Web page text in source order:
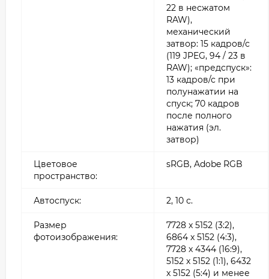
22 в несжатом
RAW),
механический
затвор: 15 кадров/с
(119 JPEG, 94 / 23 в
RAW); «предспуск»:
13 кадров/с при
полунажатии на
спуск; 70 кадров
после полного
нажатия (эл.
затвор)
Цветовое
пространство:
sRGB, Adobe RGB
Автоспуск: 2, 10 с.
Размер
фотоизображения:
7728 x 5152 (3:2),
6864 x 5152 (4:3),
7728 x 4344 (16:9),
5152 x 5152 (1:1), 6432
x 5152 (5:4) и менее